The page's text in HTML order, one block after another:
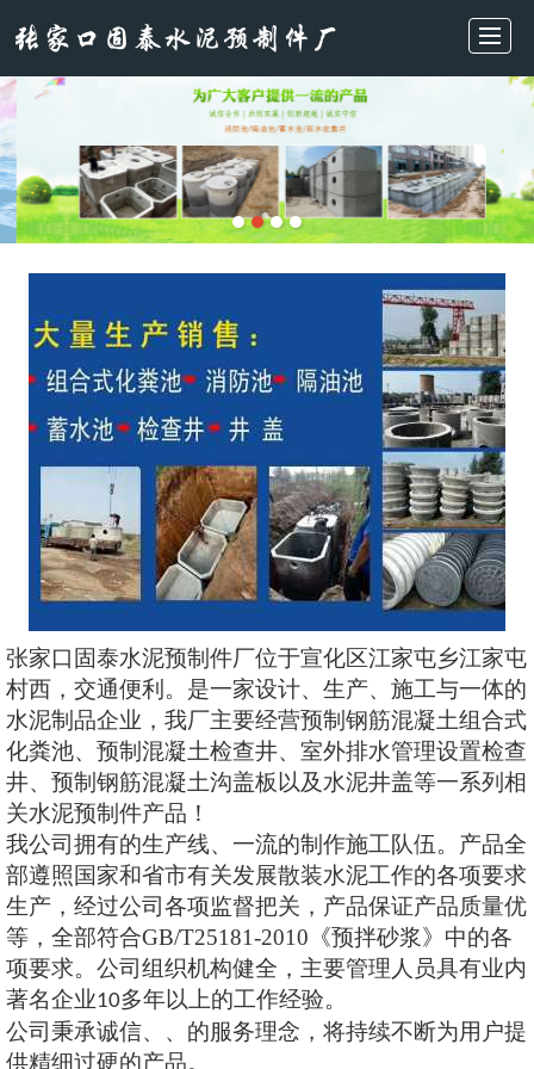
首页 关于我们 施工现场 厂房实拍
张家口固泰水泥预制件厂位于宣化区江家屯乡江家屯
村西，交通便利。是一家设计、生产、施工与一体的
水泥制品企业，我厂主要经营预制钢筋混凝土组合式
化粪池、预制混凝土检查井、室外排水管理设置检查
井、预制钢筋混凝土沟盖板以及水泥井盖等一系列相
关水泥预制件产品！
我公司拥有的生产线、一流的制作施工队伍。产品全
部遵照国家和省市有关发展散装水泥工作的各项要求
生产，经过公司各项监督把关，产品保证产品质量优
等，全部符合GB/T25181-2010 《预拌砂浆》中的各
项要求。公司组织机构健全，主要管理人员具有业内
著名企业10多年以上的工作经验。
公司秉承诚信、、的服务理念，将持续不断为用户提
供精细过硬的产品。